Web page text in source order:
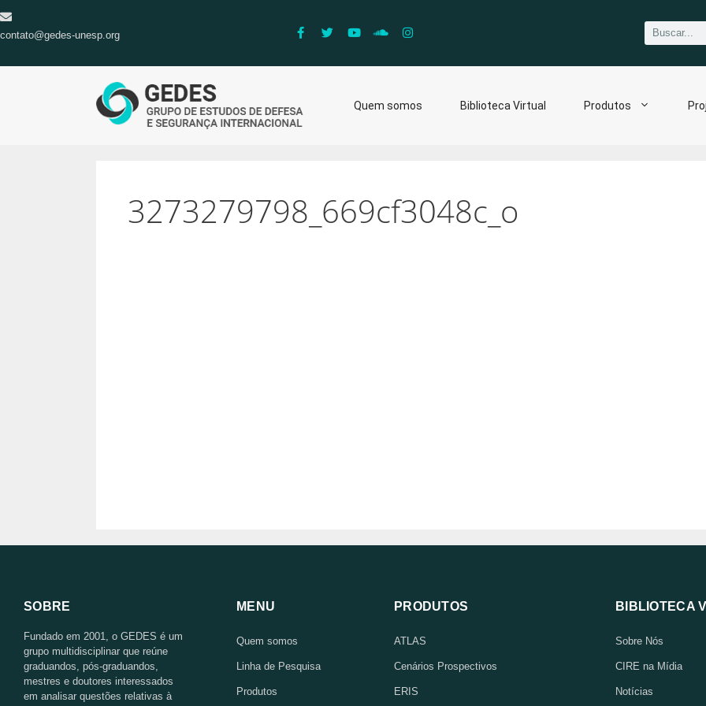
contato@gedes-unesp.org
Quem somos Biblioteca Virtual Produtos
3273279798_669cf3048c_o
SOBRE
Fundado em 2001, o GEDES é um
grupo multidisciplinar que reúne
graduandos, pós-graduandos,
mestres e doutores interessados
em analisar questões relativas à
MENU
Quem somos
Linha de Pesquisa
Produtos
PRODUTOS
ATLAS
Cenários Prospectivos
ERIS
BIBLIOTECA
Sobre Nós
CIRE na Mídia
Notícias